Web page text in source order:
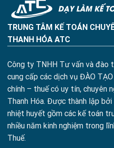
TRUNG TÂM KẾ TOÁN
THANH HÓA ATC
Công ty TNHH Tư vấn và đào
cung cấp các dịch vụ ĐÀO
chính – thuế có uy tín, chuyên
Thanh Hóa. Được thành lập
nhiệt huyết gồm các kế toán
nhiều năm kinh nghiệm trong
Thuế.